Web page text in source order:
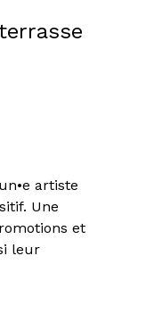
artiste
Une
et
leur